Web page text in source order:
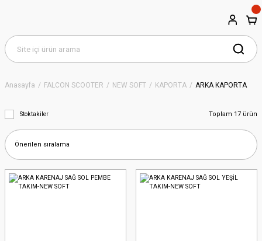
Anasayfa FALCON SCOOTER NEW SOFT KAPORTA ARKA KAPORTA
Stoktakiler Toplam 17 ürün